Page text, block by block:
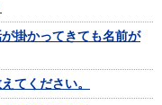
掛かってきても名前が
てください。